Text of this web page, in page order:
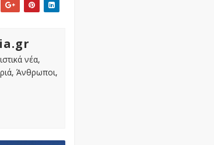
νέα,
Άνθρωποι,